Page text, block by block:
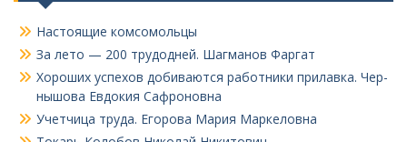
Настоящие комсомольцы
За лето — 200 трудодней. Шагманов Фаргат
Хороших успехов добиваются работники прилавка. Чер­
нышова Евдокия Сафроновна
Учетчица труда. Его­рова Мария Маркеловна